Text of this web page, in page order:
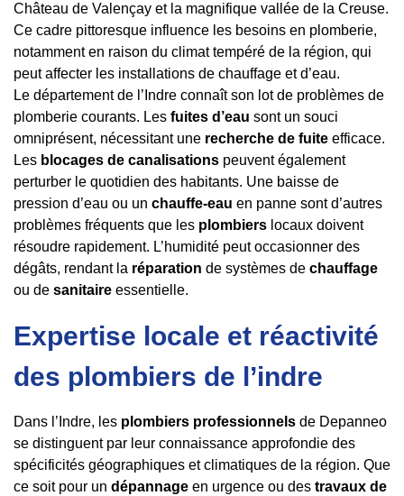
Château de Valençay et la magnifique vallée de la Creuse.
Ce cadre pittoresque influence les besoins en plomberie,
notamment en raison du climat tempéré de la région, qui
peut affecter les installations de chauffage et d’eau.
Le département de l’Indre connaît son lot de problèmes de
plomberie courants. Les fuites d’eau sont un souci
omniprésent, nécessitant une recherche de fuite efficace.
Les blocages de canalisations peuvent également
perturber le quotidien des habitants. Une baisse de
pression d’eau ou un chauffe-eau en panne sont d’autres
problèmes fréquents que les plombiers locaux doivent
résoudre rapidement. L’humidité peut occasionner des
dégâts, rendant la réparation de systèmes de chauffage
ou de sanitaire essentielle.
Expertise locale et réactivité
des plombiers de l’indre
Dans l’Indre, les plombiers professionnels de Depanneo
se distinguent par leur connaissance approfondie des
spécificités géographiques et climatiques de la région. Que
ce soit pour un dépannage en urgence ou des travaux de